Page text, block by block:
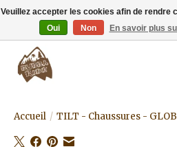
Livraison gratuite à partir de 80€.
Accueil / TILT - Chaussures -
Veuillez accepter les cookies afin de rendre
Oui
Non En savoir plus